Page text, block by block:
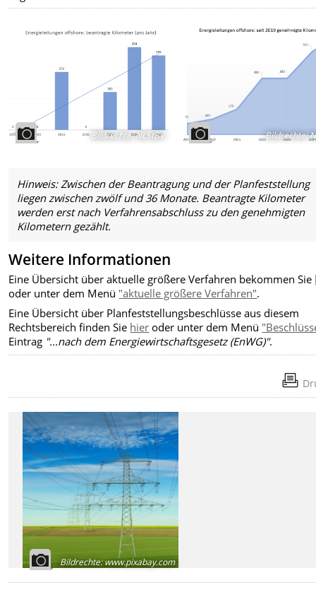
Bildrechte:NLStBV Bildrechte:
Hinweis: Zwischen der Beantragung und der Planfeststellung
liegen zwischen zwölf und 36 Monate. Beantragte Kilometer
werden erst nach Verfahrensabschluss zu den genehmigten
Kilometern gezählt.
Weitere Informationen
Eine Übersicht über aktuelle größere Verfahren bekommen Sie
oder unter dem Menü "aktuelle größere Verfahren".
Eine Übersicht über Planfeststellungsbeschlüsse aus diesem
Rechtsbereich finden Sie hier oder unter dem Menü
Eintrag "...nach dem Energiewirtschaftsgesetz (EnWG)".
Bildrechte:www.pixabay.com